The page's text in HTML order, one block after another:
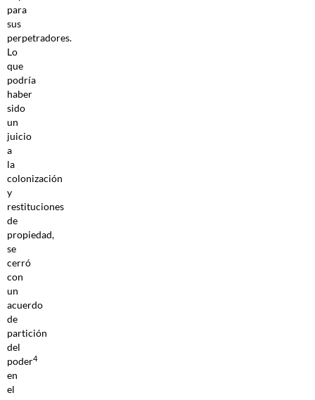
para
sus
perpetradores.
Lo
que
podría
haber
sido
un
juicio
a
la
colonización
y
restituciones
de
propiedad,
se
cerró
con
un
acuerdo
de
partición
del
poder4
en
el